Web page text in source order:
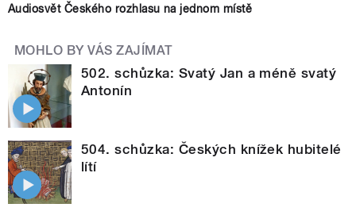
Audiosvět Českého rozhlasu na jednom místě
MOHLO BY VÁS ZAJÍMAT
502. schůzka: Svatý Jan a méně svatý
Antonín
504. schůzka: Českých knížek hubitelé
lítí